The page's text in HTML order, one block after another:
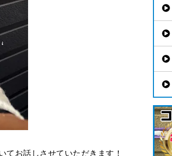
お話しさせていただきます！